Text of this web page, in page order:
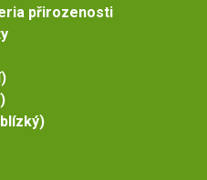
přirozenosti